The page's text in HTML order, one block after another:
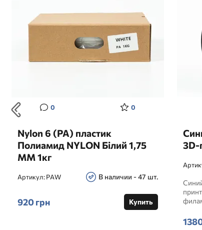
0 0
Nylon 6 (PA) пластик
Полиамид NYLON Білий 1,75
MM 1кг
Артикул:PAW В наличии - 47 шт.
920 грн Купить
3D-